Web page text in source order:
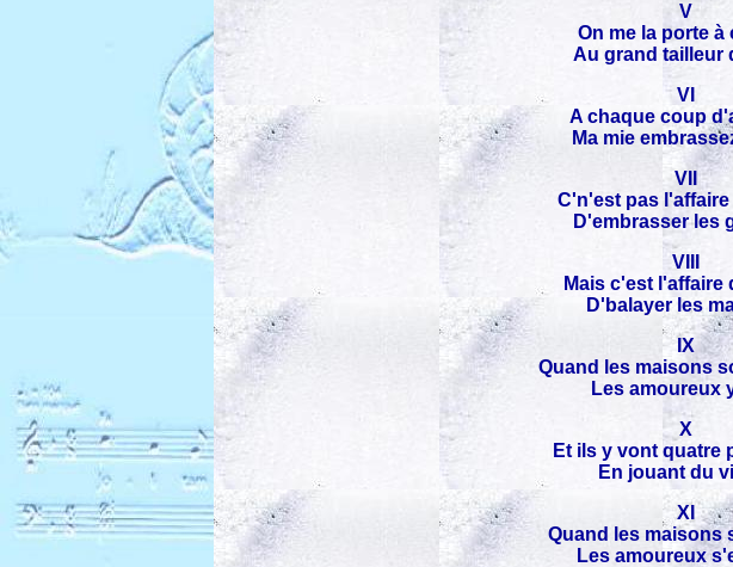
V
On me la porte à
Au grand tailleur
VI
A chaque coup
Ma mie
VII
C'n'est pas
D'embrasser les
VIII
Mais c'est l'affaire
D'balayer les
IX
Quand les maisons
Les amoureux
X
Et ils y vont quatre
En jouant du
XI
Quand les maisons
Les amoureux